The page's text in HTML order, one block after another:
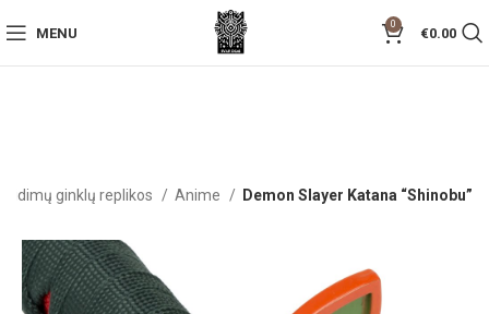
MENU
0
€0.00
ginklų replikos Anime Demon Slayer Katana “Shinobu”